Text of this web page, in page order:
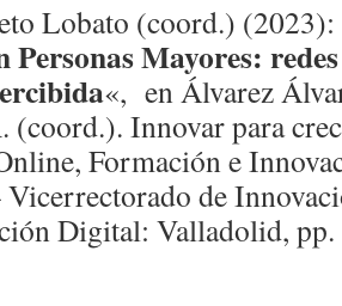
Lobato (coord.) (2023):
Personas Mayores:
«, en Álvarez
(coord.). Innovar para
Formación e
de
Digital: Valladolid,